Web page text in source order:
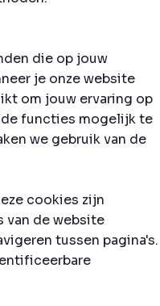
die op jouw
je onze website
om jouw ervaring op
functies mogelijk te
we gebruik van de
cookies zijn
van de website
tussen pagina's.